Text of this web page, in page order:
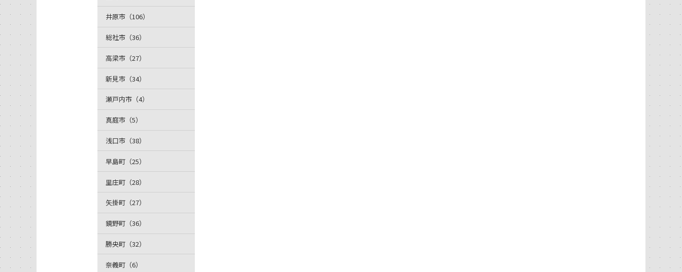
井原市（106）
総社市（36）
高梁市（27）
新見市（34）
瀬戸内市（4）
真庭市（5）
浅口市（38）
早島町（25）
里庄町（28）
矢掛町（27）
鏡野町（36）
勝央町（32）
奈義町（6）